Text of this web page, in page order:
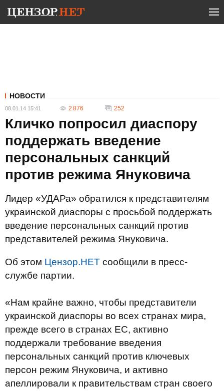
НОВОСТИ
08.01.14 15:41 2 876 252
Кличко попросил диаспору
поддержать введение
персональных санкций
против режима Януковича
Лидер «УДАРа» обратился к представителям
украинской диаспоры с просьбой поддержать
введение персональных санкций против
представителей режима Януковича.
Об этом Цензор.НЕТ сообщили в пресс-
службе партии.
«Нам крайне важно, чтобы представители
украинской диаспоры во всех странах мира,
прежде всего в странах ЕС, активно
поддержали требование введения
персональных санкций против ключевых
персон режим Януковича, и активно
апеллировали к правительствам стран своего